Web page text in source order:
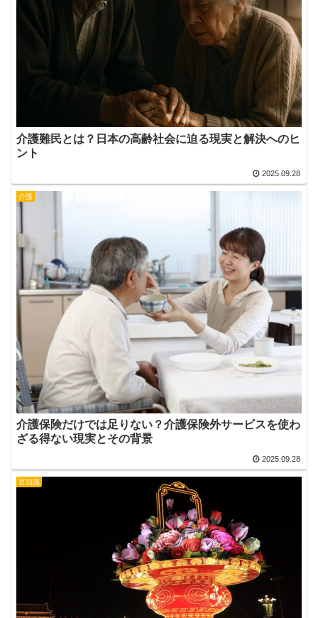
介護難民とは？日本の高齢社会に迫る現実と解決へのヒ
ント
2025.09.28
介護
介護保険だけでは足りない？介護保険外サービスを使わ
ざる得ない現実とその背景
2025.09.28
豆知識